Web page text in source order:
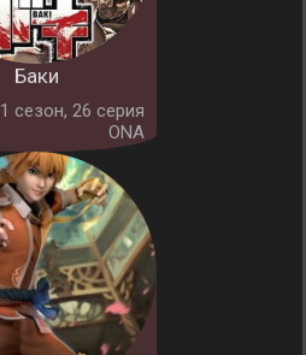
Баки
1 cезон, 26 серия
ONA